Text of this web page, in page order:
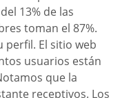
13% de las
toman el 87%.
perfil. El sitio web
usuarios están
que la
receptivos. Los